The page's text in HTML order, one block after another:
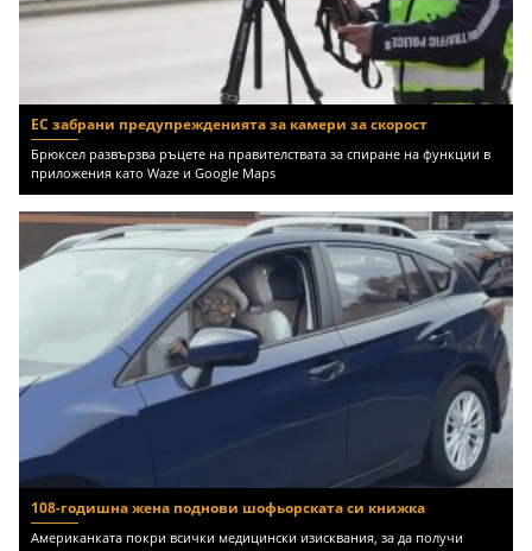
ЕС забрани предупрежденията за камери за скорост
Брюксел развързва ръцете на правителствата за спиране на функции в
приложения като Waze и Google Maps
108-годишна жена поднови шофьорската си книжка
Американката покри всички медицински изисквания, за да получи